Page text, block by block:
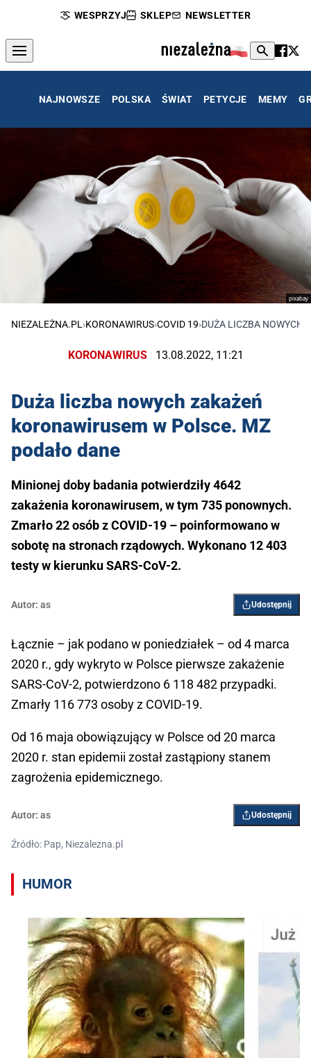
WESPRZYJ SKLEP NEWSLETTER
NAJNOWSZE POLSKA ŚWIAT PETYCJE MEMY
pixabay
NIEZALEŻNA.PL ›KORONAWIRUS›COVID 19›DUŻA LICZBA NOWYCH
KORONAWIRUS 13.08.2022, 11:21
Duża liczba nowych zakażeń
koronawirusem w Polsce. MZ
podało dane
Minionej doby badania potwierdziły 4642
zakażenia koronawirusem, w tym 735 ponownych.
Zmarło 22 osób z COVID-19 – poinformowano w
sobotę na stronach rządowych. Wykonano 12 403
testy w kierunku SARS-CoV-2.
Autor: as Udostępnij
Łącznie – jak podano w poniedziałek – od 4 marca
2020 r., gdy wykryto w Polsce pierwsze zakażenie
SARS-CoV-2, potwierdzono 6 118 482 przypadki.
Zmarły 116 773 osoby z COVID-19.
Od 16 maja obowiązujący w Polsce od 20 marca
2020 r. stan epidemii został zastąpiony stanem
zagrożenia epidemicznego.
Autor: as Udostępnij
Źródło: Pap, Niezalezna.pl
HUMOR